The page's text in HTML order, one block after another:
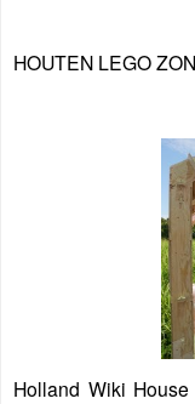
HOUTEN LEGO
Holland Wiki